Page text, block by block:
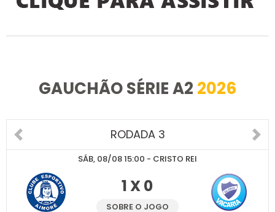
GAUCHÃO SÉRIE A2 2026
RODADA 3
SÁB, 08/08 15:00 - CRISTO REI
1 X 0
SOBRE O JOGO